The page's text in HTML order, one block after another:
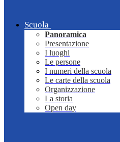
Scuola
Panoramica
Presentazione
I luoghi
Le persone
I numeri della scuola
Le carte della scuola
Organizzazione
La storia
Open day